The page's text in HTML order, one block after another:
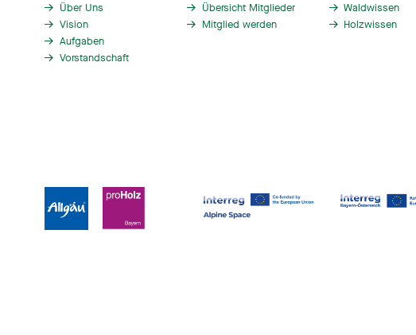
Über Uns
Vision
Aufgaben
Vorstandschaft
Übersicht Mitglieder
Mitglied werden
Waldwissen
Holzwissen